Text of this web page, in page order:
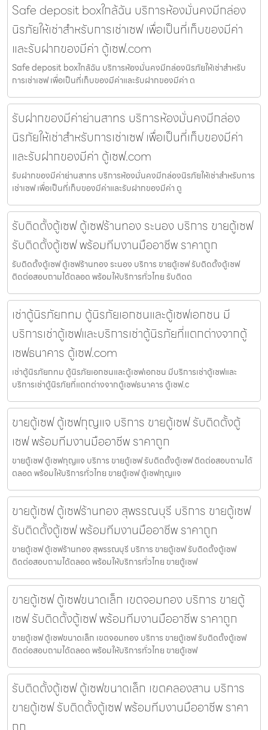
Safe deposit boxใกล้ฉัน บริการห้องมั่นคงมีกล่อง
นิรภัยให้เช่าสำหรับการเช่าเซฟ เพื่อเป็นที่เก็บของมีค่า
และรับฝากของมีค่า ตู้เซฟ.com
Safe deposit boxใกล้ฉัน บริการห้องมั่นคงมีกล่องนิรภัยให้เช่าสำหรับ
การเช่าเซฟ เพื่อเป็นที่เก็บของมีค่าและรับฝากของมีค่า ต
รับฝากของมีค่าย่านสาทร บริการห้องมั่นคงมีกล่อง
นิรภัยให้เช่าสำหรับการเช่าเซฟ เพื่อเป็นที่เก็บของมีค่า
และรับฝากของมีค่า ตู้เซฟ.com
รับฝากของมีค่าย่านสาทร บริการห้องมั่นคงมีกล่องนิรภัยให้เช่าสำหรับการ
เช่าเซฟ เพื่อเป็นที่เก็บของมีค่าและรับฝากของมีค่า ตู
รับติดตั้งตู้เซฟ ตู้เซฟร้านทอง ระนอง บริการ ขายตู้เซฟ
รับติดตั้งตู้เซฟ พร้อมทีมงานมืออาชีพ ราคาถูก
รับติดตั้งตู้เซฟ ตู้เซฟร้านทอง ระนอง บริการ ขายตู้เซฟ รับติดตั้งตู้เซฟ
ติดต่อสอบถามได้ตลอด พร้อมให้บริการทั่วไทย รับติดต
เช่าตู้นิรภัยกทม ตู้นิรภัยเอกชนและตู้เซฟเอกชน มี
บริการเช่าตู้เซฟและบริการเช่าตู้นิรภัยที่แตกต่างจากตู้
เซฟธนาคาร ตู้เซฟ.com
เช่าตู้นิรภัยกทม ตู้นิรภัยเอกชนและตู้เซฟเอกชน มีบริการเช่าตู้เซฟและ
บริการเช่าตู้นิรภัยที่แตกต่างจากตู้เซฟธนาคาร ตู้เซฟ.c
ขายตู้เซฟ ตู้เซฟกุญแจ บริการ ขายตู้เซฟ รับติดตั้งตู้
เซฟ พร้อมทีมงานมืออาชีพ ราคาถูก
ขายตู้เซฟ ตู้เซฟกุญแจ บริการ ขายตู้เซฟ รับติดตั้งตู้เซฟ ติดต่อสอบถามได้
ตลอด พร้อมให้บริการทั่วไทย ขายตู้เซฟ ตู้เซฟกุญแจ
ขายตู้เซฟ ตู้เซฟร้านทอง สุพรรณบุรี บริการ ขายตู้เซฟ
รับติดตั้งตู้เซฟ พร้อมทีมงานมืออาชีพ ราคาถูก
ขายตู้เซฟ ตู้เซฟร้านทอง สุพรรณบุรี บริการ ขายตู้เซฟ รับติดตั้งตู้เซฟ
ติดต่อสอบถามได้ตลอด พร้อมให้บริการทั่วไทย ขายตู้เซฟ
ขายตู้เซฟ ตู้เซฟขนาดเล็ก เขตจอมทอง บริการ ขายตู้
เซฟ รับติดตั้งตู้เซฟ พร้อมทีมงานมืออาชีพ ราคาถูก
ขายตู้เซฟ ตู้เซฟขนาดเล็ก เขตจอมทอง บริการ ขายตู้เซฟ รับติดตั้งตู้เซฟ
ติดต่อสอบถามได้ตลอด พร้อมให้บริการทั่วไทย ขายตู้เซฟ
รับติดตั้งตู้เซฟ ตู้เซฟขนาดเล็ก เขตคลองสาน บริการ
ขายตู้เซฟ รับติดตั้งตู้เซฟ พร้อมทีมงานมืออาชีพ ราคา